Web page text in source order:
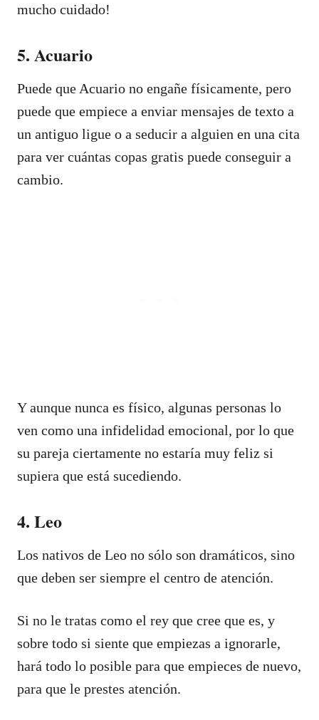
mucho cuidado!
5. Acuario
Puede que Acuario no engañe físicamente, pero
puede que empiece a enviar mensajes de texto a
un antiguo ligue o a seducir a alguien en una cita
para ver cuántas copas gratis puede conseguir a
cambio.
Y aunque nunca es físico, algunas personas lo
ven como una infidelidad emocional, por lo que
su pareja ciertamente no estaría muy feliz si
supiera que está sucediendo.
4. Leo
Los nativos de Leo no sólo son dramáticos, sino
que deben ser siempre el centro de atención.
Si no le tratas como el rey que cree que es, y
sobre todo si siente que empiezas a ignorarle,
hará todo lo posible para que empieces de nuevo,
para que le prestes atención.